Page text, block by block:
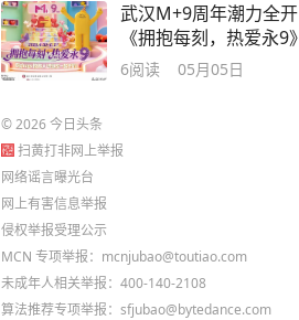
武汉M+9周年潮力全开
《拥抱每刻，热爱永9》
6阅读 05月05日
©2026今日头条
扫黄打非网上举报
网络谣言曝光台
网上有害信息举报
侵权举报受理公示
MCN 专项举报：mcnjubao@toutiao.com
未成年人相关举报：400-140-2108
算法推荐专项举报：sfjubao@bytedance.com